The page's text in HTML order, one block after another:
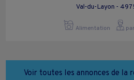
Val-du-Layon -
Alimentation
Voir toutes les annonces de la